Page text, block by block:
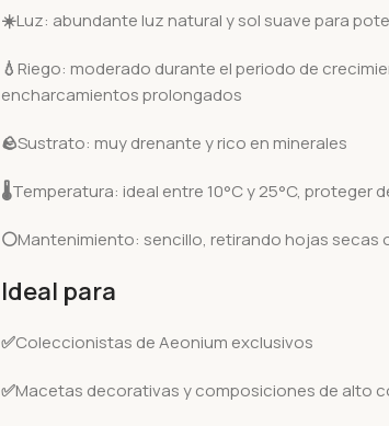
☀️Luz: abundante luz natural y sol suave para
💧 Riego: moderado durante el periodo de
encharcamientos prolongados
🪨Sustrato: muy drenante y rico en minerales
🌡️Temperatura: ideal entre 10°C y 25°C, proteger
⚪Mantenimiento: sencillo, retirando hojas secas
Ideal para
✅Coleccionistas de Aeonium exclusivos
✅Macetas decorativas y composiciones de alto